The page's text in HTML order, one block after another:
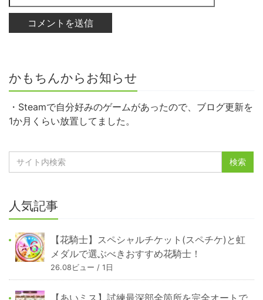
かもちんからお知らせ
・Steamで自分好みのゲームがあったので、ブログ更新を
1か月くらい放置してました。
人気記事
【花騎士】スペシャルチケット(スペチケ)と虹
メダルで選ぶべきおすすめ花騎士！
26.08ビュー / 1日
【あいミス】試練最深部全箇所を完全オートで